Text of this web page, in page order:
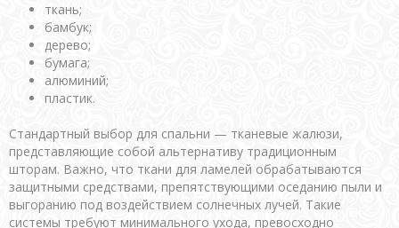
ткань;
бамбук;
дерево;
бумага;
алюминий;
пластик.
Стандартный выбор для спальни — тканевые жалюзи,
представляющие собой альтернативу традиционным
шторам. Важно, что ткани для ламелей обрабатываются
защитными средствами, препятствующими оседанию пыли и
выгоранию под воздействием солнечных лучей. Такие
системы требуют минимального ухода, превосходно